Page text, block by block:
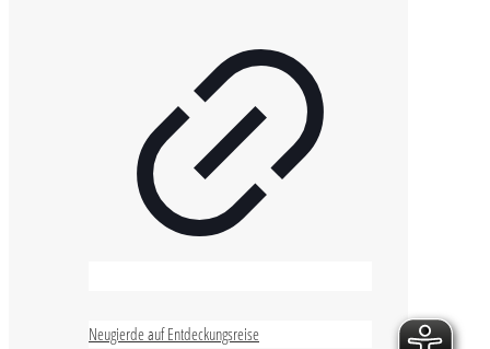
Neugierde auf Entdeckungsreise